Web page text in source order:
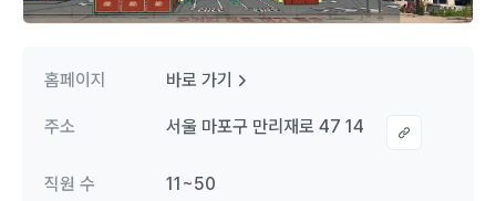
홈페이지 바로 가기
주소 서울 마포구 만리재로 47 14
직원 수 11~50